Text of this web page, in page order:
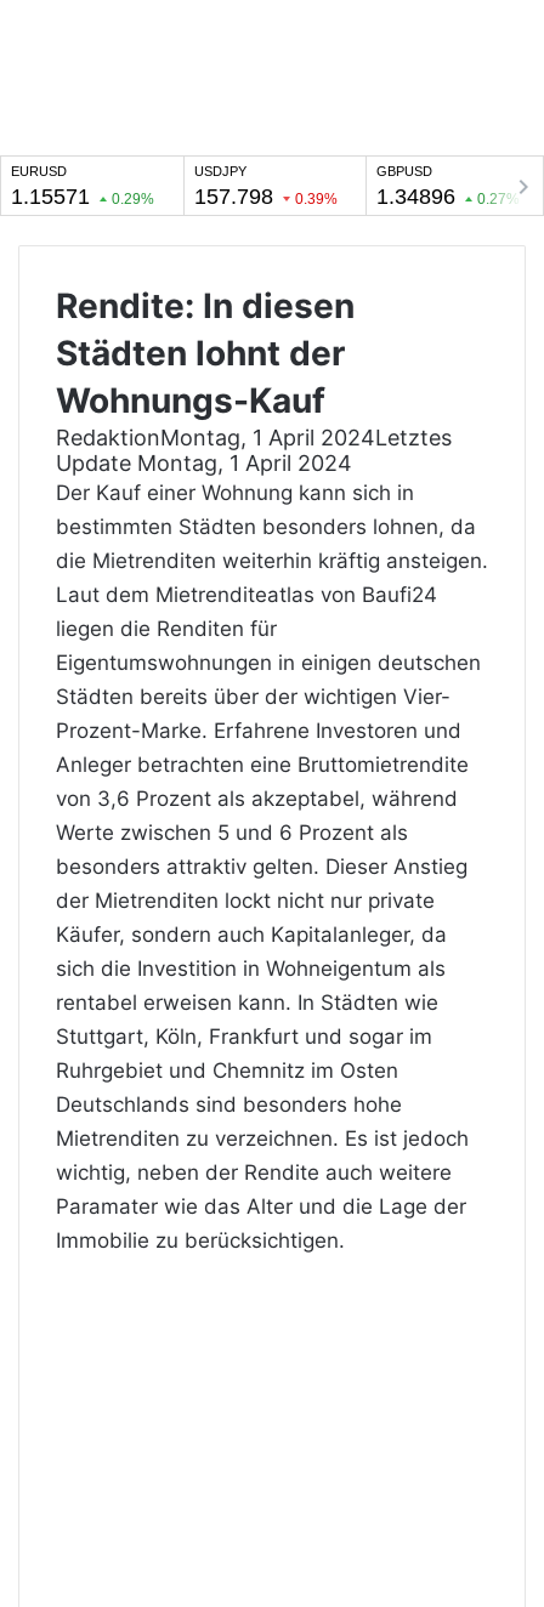
Rendite: In diesen
Städten lohnt der
Wohnungs-Kauf
RedaktionMontag, 1 April 2024Letztes
Update Montag, 1 April 2024
Der Kauf einer Wohnung kann sich in
bestimmten Städten besonders lohnen, da
die Mietrenditen weiterhin kräftig ansteigen.
Laut dem Mietrenditeatlas von Baufi24
liegen die Renditen für
Eigentumswohnungen in einigen deutschen
Städten bereits über der wichtigen Vier-
Prozent-Marke. Erfahrene Investoren und
Anleger betrachten eine Bruttomietrendite
von 3,6 Prozent als akzeptabel, während
Werte zwischen 5 und 6 Prozent als
besonders attraktiv gelten. Dieser Anstieg
der Mietrenditen lockt nicht nur private
Käufer, sondern auch Kapitalanleger, da
sich die Investition in Wohneigentum als
rentabel erweisen kann. In Städten wie
Stuttgart, Köln, Frankfurt und sogar im
Ruhrgebiet und Chemnitz im Osten
Deutschlands sind besonders hohe
Mietrenditen zu verzeichnen. Es ist jedoch
wichtig, neben der Rendite auch weitere
Paramater wie das Alter und die Lage der
Immobilie zu berücksichtigen.